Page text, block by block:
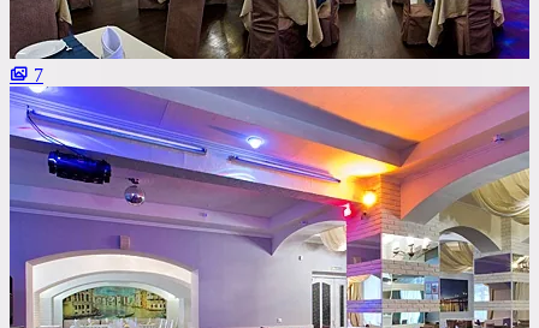
7